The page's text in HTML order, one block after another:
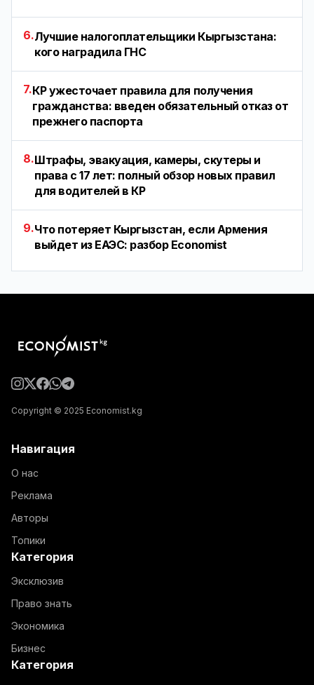
6.Лучшие налогоплательщики Кыргызстана:
кого наградила ГНС
7.КР ужесточает правила для получения
гражданства: введен обязательный отказ от
прежнего паспорта
8.Штрафы, эвакуация, камеры, скутеры и
права с 17 лет: полный обзор новых правил
для водителей в КР
9.Что потеряет Кыргызстан, если Армения
выйдет из ЕАЭС: разбор Economist
Copyright © 2025 Economist.kg
Навигация
О нас
Реклама
Авторы
Топики
Категория
Эксклюзив
Право знать
Экономика
Бизнес
Категория